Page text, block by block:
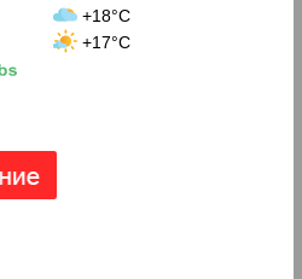
+18°C
+17°C